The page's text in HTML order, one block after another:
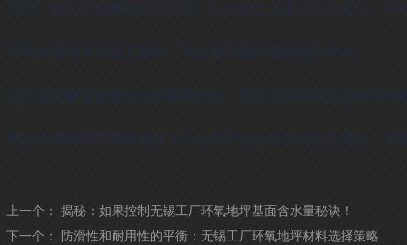
同时，建立了薪酬和惩罚制度，以鼓励员工遵守安全规则，
环氧树脂地坪在施工期间，有必要实施严格的烟火禁令。
这不仅是确保建筑安全的重要措施，而且是提高项目质量的有
制定详细的管理策略和技术计划并严格执行各种安全措施，
上一个： 揭秘：如果控制无锡工厂环氧地坪基面含水量秘诀！
下一个：
防滑性和耐用性的平衡：无锡工厂环氧地坪材料选择策略